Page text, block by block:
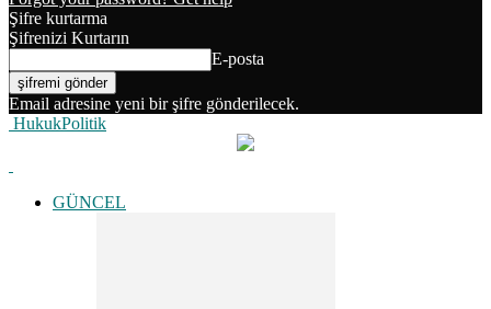
Şifre kurtarma
Şifrenizi Kurtarın
E-posta
Email adresine yeni bir şifre gönderilecek.
HukukPolitik
GÜNCEL